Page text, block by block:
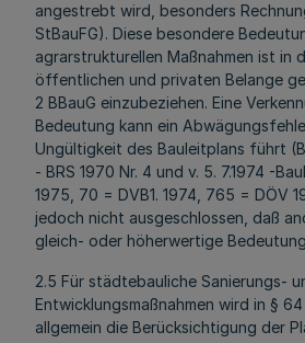
angestrebt wird, besonders
StBauFG). Diese besondere
agrarstrukturellen Maßnahmen ist in
öffentlichen und privaten Belange
2 BBauG einzubeziehen. Eine
Bedeutung kann ein
Ungültigkeit des Bauleitplans führt
- BRS 1970 Nr. 4 und v. 5. 7.1974 -
1975, 70 = DVB1. 1974, 765 = DÖV
jedoch nicht ausgeschlossen, daß
gleich- oder höherwertige
2.5 Für städtebauliche Sanierungs-
Entwicklungsmaßnahmen wird in §
allgemein die Berücksichtigung der